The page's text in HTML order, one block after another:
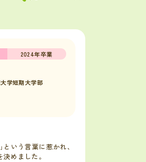
2024年卒業
学短期大学部
いう言葉に惹かれ、
めました。